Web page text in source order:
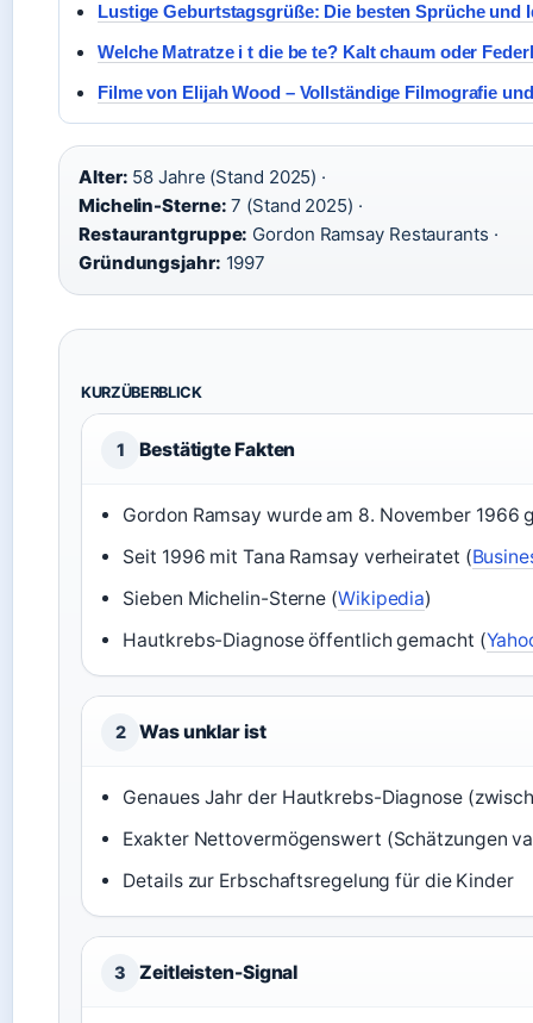
Lustige Geburtstagsgrüße: Die besten Sprüche und
Welche Matratze i t die be te? Kalt chaum oder
Filme von Elijah Wood – Vollständige Filmografie
Alter: 58 Jahre (Stand 2025) ·
Michelin-Sterne: 7 (Stand 2025) ·
Restaurantgruppe: Gordon Ramsay Restaurants ·
Gründungsjahr: 1997
KURZÜBERBLICK
1 Bestätigte Fakten
Gordon Ramsay wurde am 8. November 1966
Seit 1996 mit Tana Ramsay verheiratet (
Sieben Michelin-Sterne (Wikipedia)
Hautkrebs-Diagnose öffentlich gemacht (
2 Was unklar ist
Genaues Jahr der Hautkrebs-Diagnose
Exakter Nettovermögenswert (Schätzungen
Details zur Erbschaftsregelung für die Kinder
3 Zeitleisten-Signal